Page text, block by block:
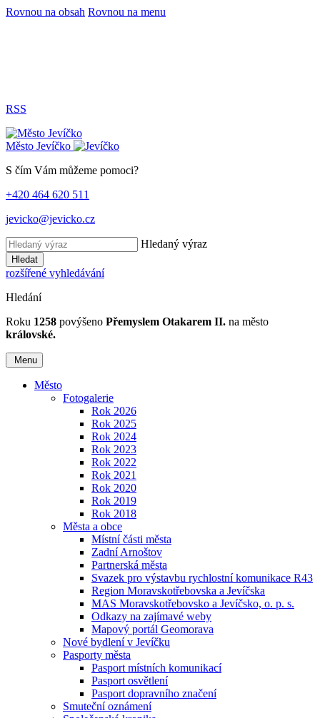
Rovnou na obsah Rovnou na menu
RSS
Město Jevíčko
S čím Vám můžeme pomoci?
+420 464 620 511
jevicko@jevicko.cz
Hledaný výraz
Hledat
rozšířené vyhledávání
Hledání
Roku 1258 povýšeno Přemyslem Otakarem II. na město
královské.
Menu
Město
Fotogalerie
Rok 2026
Rok 2025
Rok 2024
Rok 2023
Rok 2022
Rok 2021
Rok 2020
Rok 2019
Rok 2018
Města a obce
Místní části města
Zadní Arnoštov
Partnerská města
Svazek pro výstavbu rychlostní komunikace R43
Region Moravskotřebovska a Jevíčska
MAS Moravskotřebovsko a Jevíčsko, o. p. s.
Odkazy na zajímavé weby
Mapový portál Geomorava
Nové bydlení v Jevíčku
Pasporty města
Pasport místních komunikací
Pasport osvětlení
Pasport dopravního značení
Smuteční oznámení